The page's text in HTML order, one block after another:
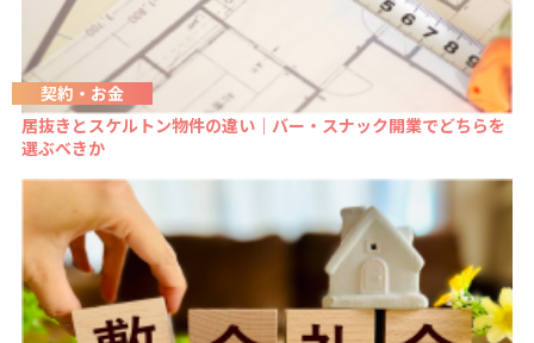
契約・お金
居抜きとスケルトン物件の違い｜バー・スナック開業でどちらを
選ぶべきか